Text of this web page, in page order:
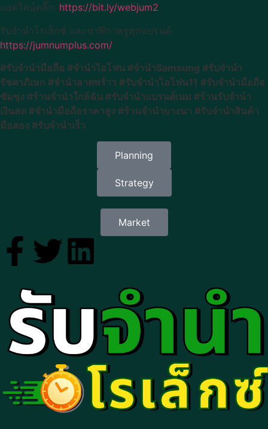
แอดไลน์คลิ๊ก: https://bit.ly/webjum2
รับจำนำโรเล็กซ์ และนาฬิกาหรูทุกแบรนด์
https://jumnumplus.com/
#รับจำนำมือถือ #จำนำไอโฟน #จำนำSamsung #รับจำนำ
รัชดาภิเษก #จำนำลาดพร้าว #รับจำนำไอโฟน11 #รับจำนำมือถือ
ซัมซุง #ร้านจำนำใกล้ฉัน #รับจำนำแบรนด์เนม #ร้านรับจำนำ
เงินสด #จำนำมือถือราคาสูง #ร้านจำนำบางนา #รับจำนำสินค้า
มือสอง #รับจำนำเร็ว
Planning
Strategy
Market